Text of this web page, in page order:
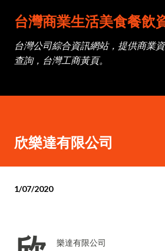
跳到主要內容
台灣商業生活美食餐飲
台灣公司綜合資訊網站，提供商業
查詢，台灣工商黃頁。
欣樂達有限公司
1/07/2020
樂達有限公司